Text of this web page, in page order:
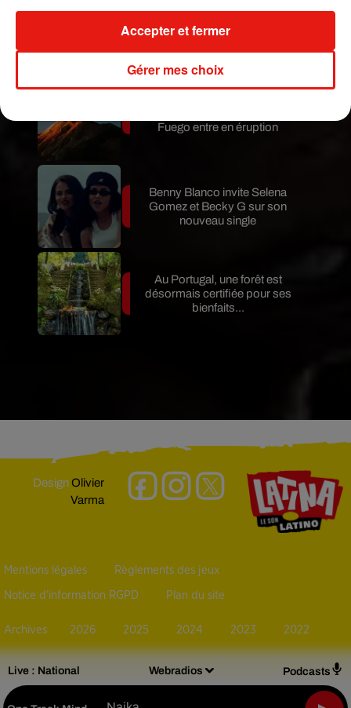
Live : National Webradios Podcasts
son nouvel album… avec des
Fuego entre en éruption
Benny Blanco invite Selena
Gomez et Becky G sur son
nouveau single
Au Portugal, une forêt est
désormais certifiée pour ses
bienfaits...
DesignOlivier
Varma
Mentions légales Règlements des jeux
Notice d’information RGPD Plan du site
Archives 2026 2025 2024 2023 2022
Gérer mes choix
Accepter et fermer